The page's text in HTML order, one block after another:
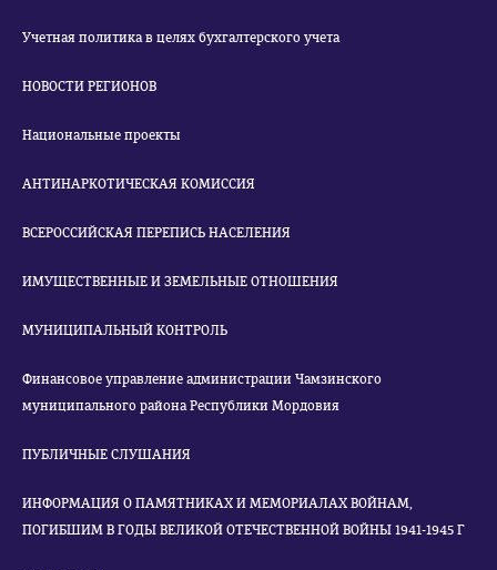
Учетная политика в целях бухгалтерского учета
НОВОСТИ РЕГИОНОВ
Национальные проекты
АНТИНАРКОТИЧЕСКАЯ КОМИССИЯ
ВСЕРОССИЙСКАЯ ПЕРЕПИСЬ НАСЕЛЕНИЯ
ИМУЩЕСТВЕННЫЕ И ЗЕМЕЛЬНЫЕ ОТНОШЕНИЯ
МУНИЦИПАЛЬНЫЙ КОНТРОЛЬ
Финансовое управление администрации Чамзинского
муниципального района Республики Мордовия
ПУБЛИЧНЫЕ СЛУШАНИЯ
ИНФОРМАЦИЯ О ПАМЯТНИКАХ И МЕМОРИАЛАХ ВОЙНАМ,
ПОГИБШИМ В ГОДЫ ВЕЛИКОЙ ОТЕЧЕСТВЕННОЙ ВОЙНЫ 1941-1945 Г